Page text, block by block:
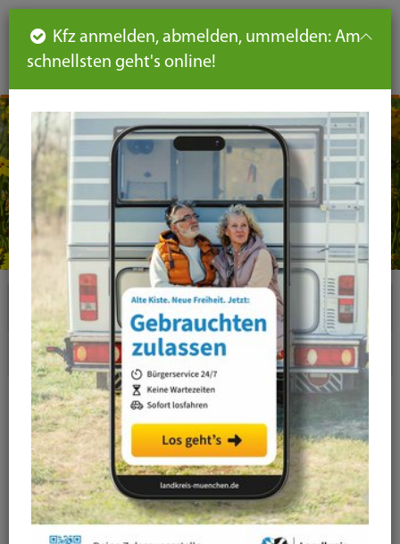
DE
Newsarchiv
Plugins
News-Liste
News-Detail
Jahresauswahl
Seiteninhalt
Hauptnavigation
Seitennavigation
leichte
Sprache
Kfz anmelden, abmelden, ummelden: Am
schnellsten geht's online!